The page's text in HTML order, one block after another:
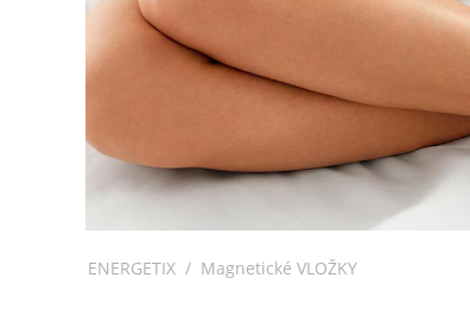
ENERGETIX / Magnetické VLOŽKY